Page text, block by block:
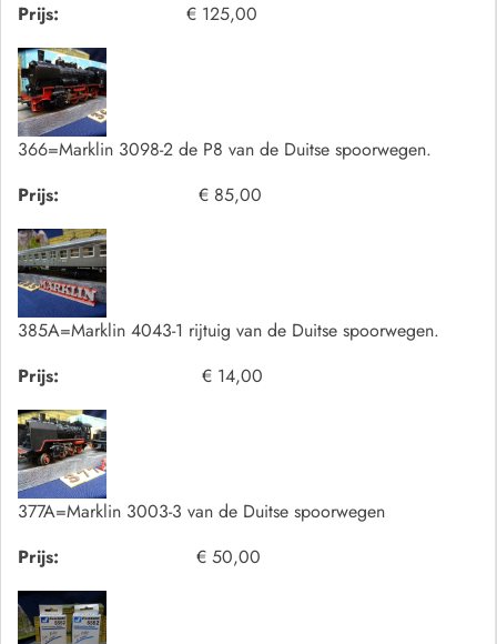
Prijs:
€ 125,00
366=Marklin 3098-2 de P8 van de Duitse spoorwegen.
Prijs:
€ 85,00
385A=Marklin 4043-1 rijtuig van de Duitse spoorwegen.
Prijs:
€ 14,00
377A=Marklin 3003-3 van de Duitse spoorwegen
Prijs:
€ 50,00